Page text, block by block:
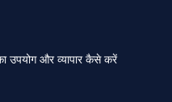
उपयोग और व्यापार कैसे करें